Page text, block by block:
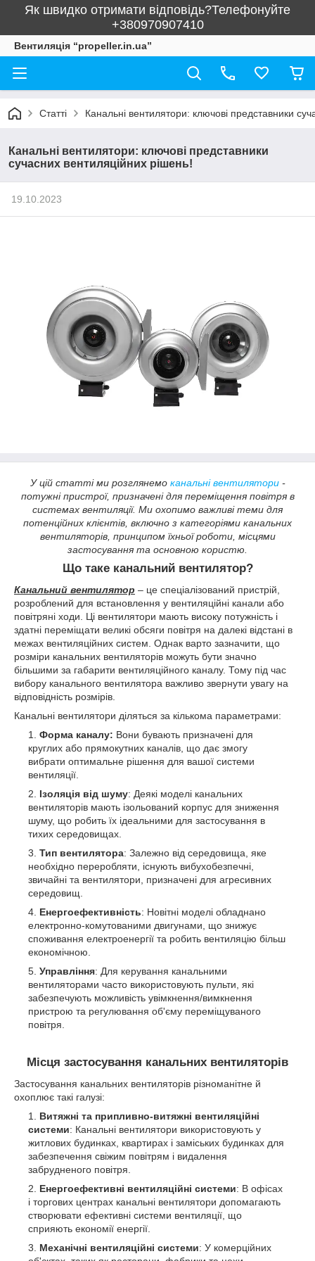
Як швидко отримати відповідь?Телефонуйте
+380970907410
Вентиляція “propeller.in.ua”
Статті Канальні вентилятори: ключові представники
Канальні вентилятори: ключові представники
сучасних вентиляційних рішень!
19.10.2023
У цій статті ми розглянемо канальні вентилятори-
потужні пристрої, призначені для переміщення повітря в
системах вентиляції. Ми охопимо важливі теми для
потенційних клієнтів, включно з категоріями канальних
вентиляторів, принципом їхньої роботи, місцями
застосування та основною користю.
Що таке канальний вентилятор?
Канальний вентилятор – це спеціалізований пристрій,
розроблений для встановлення у вентиляційні канали або
повітряні ходи. Ці вентилятори мають високу потужність і
здатні переміщати великі обсяги повітря на далекі відстані в
межах вентиляційних систем. Однак варто зазначити, що
розміри канальних вентиляторів можуть бути значно
більшими за габарити вентиляційного каналу. Тому під час
вибору канального вентилятора важливо звернути увагу на
відповідність розмірів.
Канальні вентилятори діляться за кількома параметрами:
Форма каналу: Вони бувають призначені для
круглих або прямокутних каналів, що дає змогу
вибрати оптимальне рішення для вашої системи
вентиляції.
Ізоляція від шуму: Деякі моделі канальних
вентиляторів мають ізольований корпус для зниження
шуму, що робить їх ідеальними для застосування в
тихих середовищах.
Тип вентилятора: Залежно від середовища, яке
необхідно переробляти, існують вибухобезпечні,
звичайні та вентилятори, призначені для агресивних
середовищ.
Енергоефективність: Новітні моделі обладнано
електронно-комутованими двигунами, що знижує
споживання електроенергії та робить вентиляцію більш
економічною.
Управління: Для керування канальними
вентиляторами часто використовують пульти, які
забезпечують можливість увімкнення/вимкнення
пристрою та регулювання об'єму переміщуваного
повітря.
Місця застосування канальних вентиляторів
Застосування канальних вентиляторів різноманітне й
охоплює такі галузі:
Витяжні та припливно-витяжні вентиляційні
системи: Канальні вентилятори використовують у
житлових будинках, квартирах і заміських будинках для
забезпечення свіжим повітрям і видалення
забрудненого повітря.
Енергоефективні вентиляційні системи: В офісах
і торгових центрах канальні вентилятори допомагають
створювати ефективні системи вентиляції, що
сприяють економії енергії.
Механічні вентиляційні системи: У комерційних